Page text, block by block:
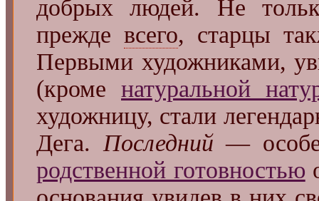
добрых людей. Не
прежде всего, старцы
Первыми художниками,
(кроме натуральной
художницу, стали
Дега. Последний—
родственной готовностью